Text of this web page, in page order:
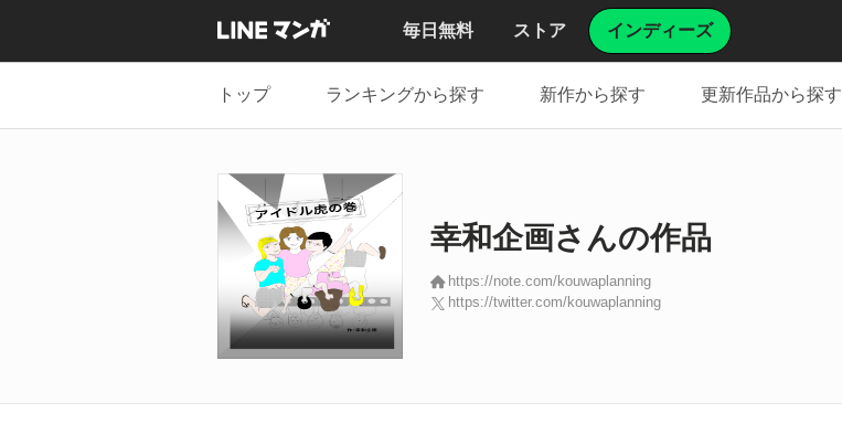
毎日無料 ストア インディーズ
トップ ランキングから探す 新作から探す 更新作品から探す
幸和企画さんの作品
https://note.com/kouwaplanning
https://twitter.com/kouwaplanning